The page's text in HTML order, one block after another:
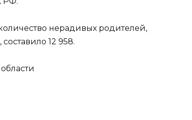
нерадивых родителей,
12 958.